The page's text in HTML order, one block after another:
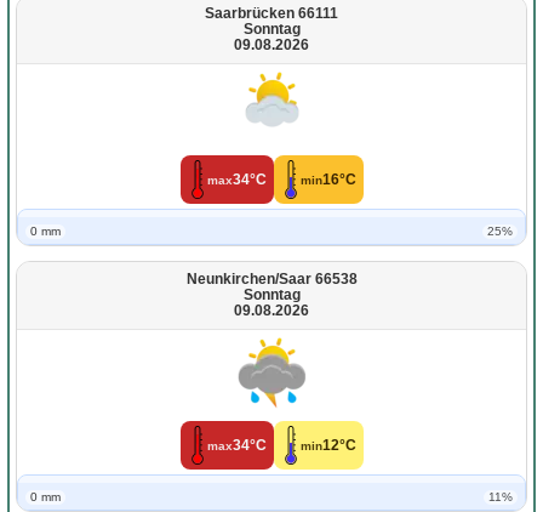
Saarbrücken 66111
Sonntag
09.08.2026
max34°C min16°C
0 mm 25%
Neunkirchen/Saar 66538
Sonntag
09.08.2026
max34°C min12°C
0 mm 11%